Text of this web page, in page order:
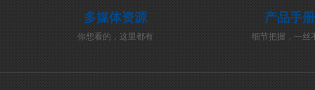
多媒体资源
你想看的，这里都有
产品手册
细节把握，一丝